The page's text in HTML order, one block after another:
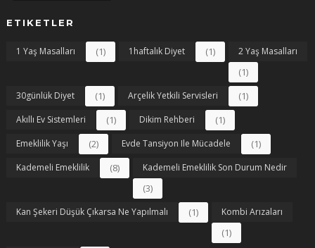
ETIKETLER
1 Yaş Masalları (1) 1haftalık Diyet (1) 2 Yaş Masalları
(1)
30günlük Diyet (1) Arçelik Yetkili Servisleri (1)
Akıllı Ev Sistemleri (1) Dikim Rehberi (1)
Emeklilik Yaşı (2) Evde Tansiyon Ile Mücadele (1)
Kademeli Emeklilik (8) Kademeli Emeklilik Son Durum Nedir
(3)
Kan Şekeri Düşük Çıkarsa Ne Yapılmalı (1) Kombi Arızaları
(1)